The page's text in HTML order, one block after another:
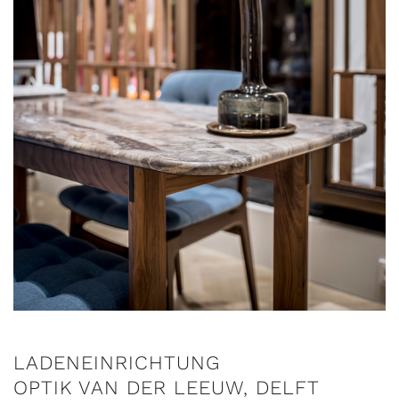
LADENEINRICHTUNG
OPTIK VAN DER LEEUW, DELFT